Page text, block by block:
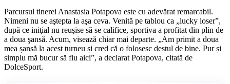
Parcursul tinerei Anastasia Potapova este cu adevărat remarcabil.
Nimeni nu se aştepta la aşa ceva. Venită pe tablou ca „lucky loser”,
după ce iniţial nu reuşise să se califice, sportiva a profitat din plin de
a doua şansă. Acum, visează chiar mai departe. „Am primit a doua
mea șansă la acest turneu și cred că o folosesc destul de bine. Pur și
simplu mă bucur să fiu aici”, a declarat Potapova, citată de
DolceSport.